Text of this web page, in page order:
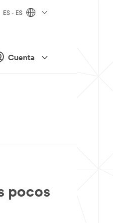
Cuenta
ES - ES
pocos